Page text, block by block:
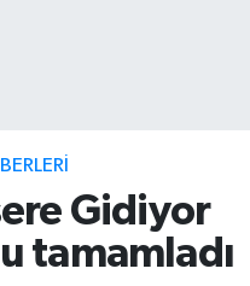
Gidiyor
tamamladı